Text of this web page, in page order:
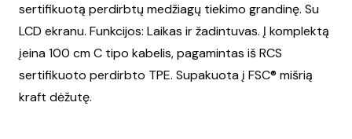
sertifikuotą perdirbtų medžiagų tiekimo grandinę. Su
LCD ekranu. Funkcijos: Laikas ir žadintuvas. Į komplektą
įeina 100 cm C tipo kabelis, pagamintas iš RCS
sertifikuoto perdirbto TPE. Supakuota į FSC® mišrią
kraft dėžutę.